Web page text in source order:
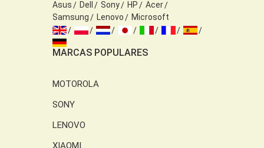
Asus
Dell Sony HP
Acer
Samsung
Lenovo Microsoft
MARCAS POPULARES
MOTOROLA
SONY
LENOVO
XIAOMI